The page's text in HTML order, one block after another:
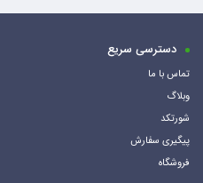
دسترسی سریع
تماس با ما
وبلاگ
شورتکد
پیگیری سفارش
فروشگاه